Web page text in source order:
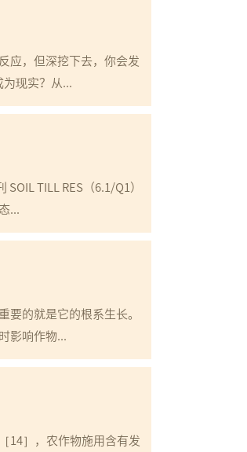
应，但深挖下去，你会发
现实？从...
TILL RES（6.1/Q1）
...
的就是它的根系生长。
影响作物...
14］，农作物施用含有发